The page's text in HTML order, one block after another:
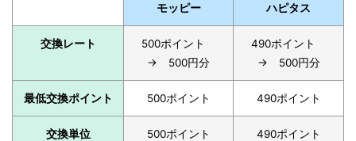
モッピー ハピタス
交換レート
500ポイント
→ 500円分
490ポイント
→ 500円分
最低交換ポイント 500ポイント 490ポイント
交換単位 500ポイント 490ポイント